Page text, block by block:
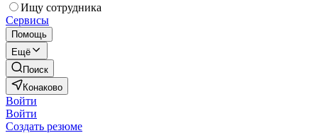
Ищу сотрудника
Сервисы
Помощь
Ещё
Поиск
Конаково
Войти
Войти
Создать резюме